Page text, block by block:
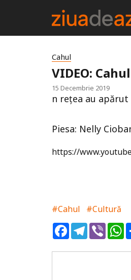
Cahul
VIDEO:
15 Decembrie 2019
n rețea au
Piesa: Nelly
https://
#Cahul
#Cultură
FacebookTelegram
Viber